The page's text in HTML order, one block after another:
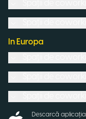
In Europa
Descarcă aplicația